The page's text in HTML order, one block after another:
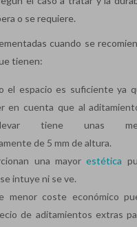
o se requiere.
cuando se
tienen:
el espacio es suficiente ya
en cuenta que al
tiene unas
de 5 mm de altura.
una mayorestética
intuye ni se ve.
menor coste económico
de aditamientos extras